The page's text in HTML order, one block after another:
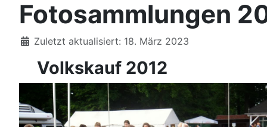
Fotosammlungen
DetailsZuletzt aktualisiert: 18. März 2023
Volkskauf 2012